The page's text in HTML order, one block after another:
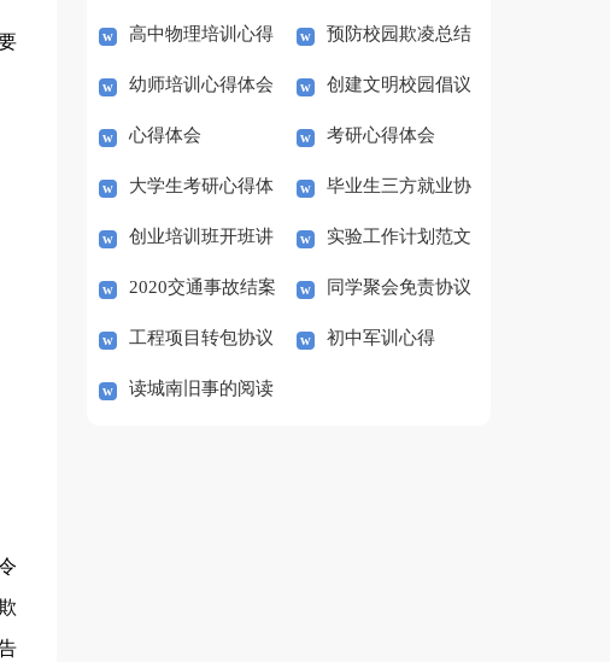
的心得高中物理培训心得 预防校园欺凌总结
幼师培训心得体会 创建文明校园倡议
书范文
心得体会 考研心得体会
大学生考研心得体
会
毕业生三方就业协
议书
创业培训班开班讲
话稿范文
实验工作计划范文
2020交通事故结案
协议书范本
同学聚会免责协议
书范本
工程项目转包协议
书模板
初中军训心得
读城南旧事的阅读